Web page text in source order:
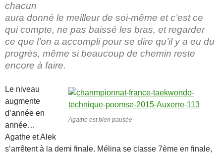
chacun
aura donné le meilleur de soi-même et c’est ce
qui compte, ne pas baissé les bras, et regarder
ce que l’on a accompli pour se dire qu’il y a eu du
progrès, même si beaucoup de chemin reste
encore à faire.
Agathe est bien pausée
Le niveau
augmente
d’année en
année…
Agathe et Alek
s’arrêtent à la demi finale. Mélina se classe 7ème en finale,